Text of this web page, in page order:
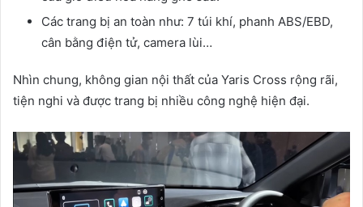
Các trang bị an toàn như: 7 túi khí, phanh ABS/EBD,
cân bằng điện tử, camera lùi…
Nhìn chung, không gian nội thất của Yaris Cross rộng rãi,
tiện nghi và được trang bị nhiều công nghệ hiện đại.